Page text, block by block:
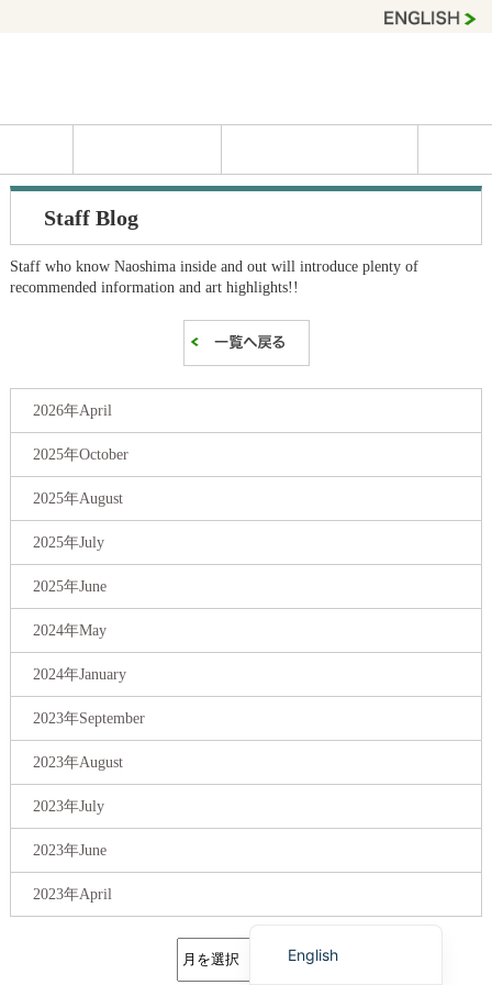
Staff Blog
Staff who know Naoshima inside and out will introduce plenty of
recommended information and art highlights!!
2026年April
2025年October
2025年August
2025年July
2025年June
2024年May
2024年January
2023年September
2023年August
2023年July
2023年June
2023年April
English
Japanese